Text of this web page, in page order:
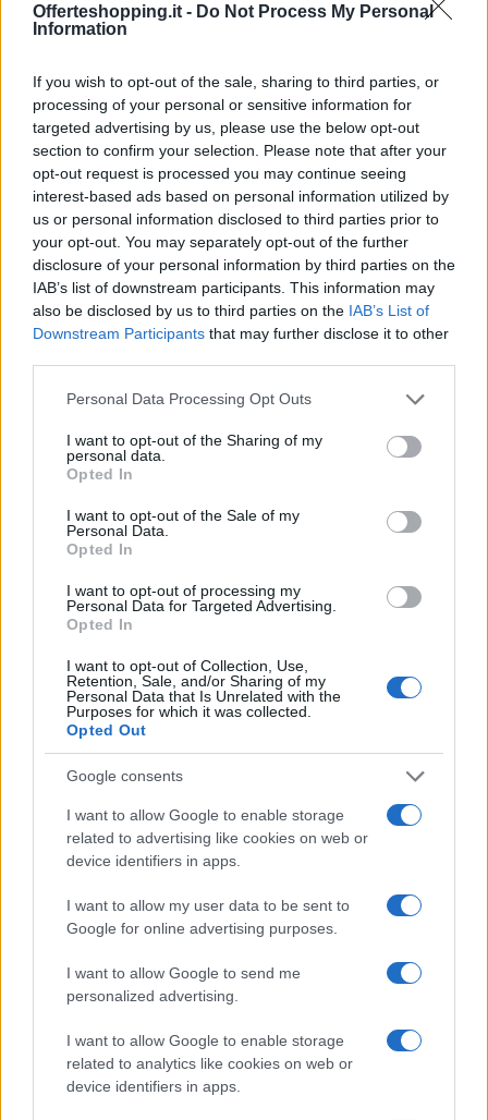
Offerteshopping.it - Do Not Process My Personal
Information
If you wish to opt-out of the sale, sharing to third parties, or
processing of your personal or sensitive information for
targeted advertising by us, please use the below opt-out
section to confirm your selection. Please note that after your
opt-out request is processed you may continue seeing
interest-based ads based on personal information utilized by
us or personal information disclosed to third parties prior to
your opt-out. You may separately opt-out of the further
disclosure of your personal information by third parties on the
IAB’s list of downstream participants. This information may
also be disclosed by us to third parties on the IAB’s List of
Downstream Participants that may further disclose it to other
Please note that this website/app uses one or more Google
not limited to your visit or usage behaviour. You may click to
grant or deny consent to Google and its third-party tags to
use your data for below specified purposes in below Google
consent section.
Personal Data Processing Opt Outs
I want to opt-out of the Sharing of my
personal data.
Opted In
I want to opt-out of the Sale of my
Personal Data.
Opted In
I want to opt-out of processing my
Personal Data for Targeted Advertising.
Opted In
I want to opt-out of Collection, Use,
Retention, Sale, and/or Sharing of my
Personal Data that Is Unrelated with the
Purposes for which it was collected.
Opted Out
Google consents
I want to allow Google to enable storage
related to advertising like cookies on web or
device identifiers in apps.
I want to allow my user data to be sent to
Google for online advertising purposes.
I want to allow Google to send me
personalized advertising.
I want to allow Google to enable storage
related to analytics like cookies on web or
device identifiers in apps.
AUTORE
Continua a leggere
VIAGGI E VACANZE
Art Nouveau Week 2026: itinerari, eventi e novità sul
tema del mare
Matteo Pellegrino · 8 Lug 2026
VIAGGI E VACANZE